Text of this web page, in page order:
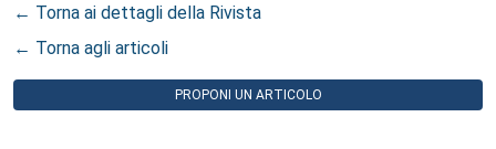
← Torna ai dettagli della Rivista
← Torna agli articoli
PROPONI UN ARTICOLO